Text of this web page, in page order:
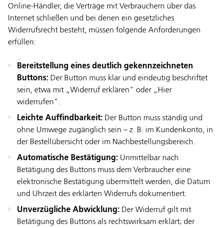
Online-Händler, die Verträge mit Verbrauchern über das
Internet schließen und bei denen ein gesetzliches
Widerrufsrecht besteht, müssen folgende Anforderungen
erfüllen:
Bereitstellung eines deutlich gekennzeichneten
Buttons: Der Button muss klar und eindeutig beschriftet
sein, etwa mit „Widerruf erklären" oder „Hier
widerrufen".
Leichte Auffindbarkeit: Der Button muss ständig und
ohne Umwege zugänglich sein – z. B. im Kundenkonto, in
der Bestellübersicht oder im Nachbestellungsbereich.
Automatische Bestätigung: Unmittelbar nach
Betätigung des Buttons muss dem Verbraucher eine
elektronische Bestätigung übermittelt werden, die Datum
und Uhrzeit des erklärten Widerrufs dokumentiert.
Unverzügliche Abwicklung: Der Widerruf gilt mit
Betätigung des Buttons als rechtswirksam erklärt; der